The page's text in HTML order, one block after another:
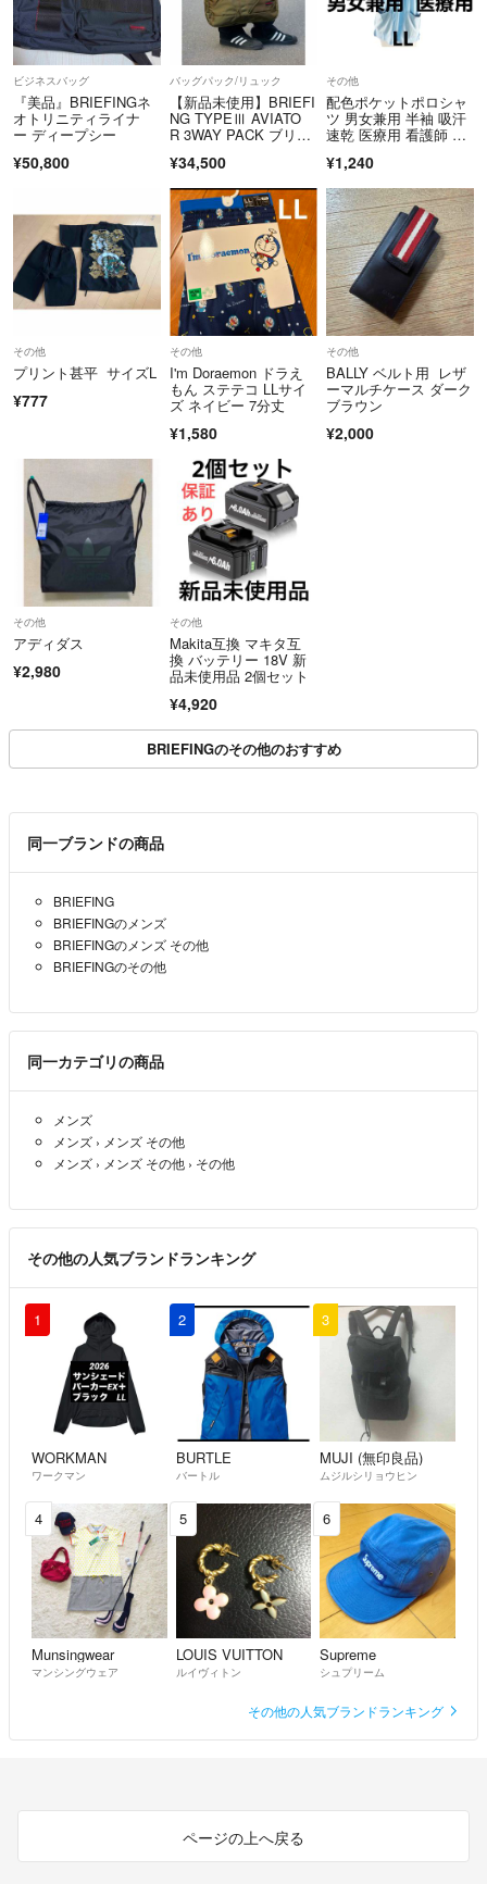
ビジネスバッグ
『美品』BRIEFINGネ
オトリニティライナ
ー ディープシー
¥50,800
バッグパック/リュック
【新品未使用】BRIEFI
NG TYPEⅢ AVIATO
R 3WAY PACK ブリー
ー バッグ オリーブ
¥34,500
その他
配色ポケットポロシャ
ツ 男女兼用 半袖 吸汗
速乾 医療用 看護師 介
¥1,240
その他
プリント甚平 サイズL
¥777
その他
I'm Doraemon ドラえ
もん ステテコ LLサイ
ズ ネイビー 7分丈
¥1,580
その他
BALLY ベルト用 レザ
ーマルチケース ダーク
ブラウン
¥2,000
その他
アディダス
¥2,980
その他
Makita互換 マキタ互
換 バッテリー 18V 新
品未使用品 2個セット
¥4,920
BRIEFINGのその他のおすすめ
同一ブランドの商品
BRIEFING
BRIEFINGのメンズ
BRIEFINGのメンズ その他
BRIEFINGのその他
同一カテゴリの商品
メンズ
メンズ › メンズ その他
メンズ › メンズ その他 › その他
その他の人気ブランドランキング
1
WORKMAN
ワークマン
2
BURTLE
バートル
3
MUJI (無印良品)
ムジルシリョウヒン
4
Munsingwear
マンシングウェア
5
LOUIS VUITTON
ルイヴィトン
6
Supreme
シュプリーム
その他の人気ブランドランキング
ページの上へ戻る